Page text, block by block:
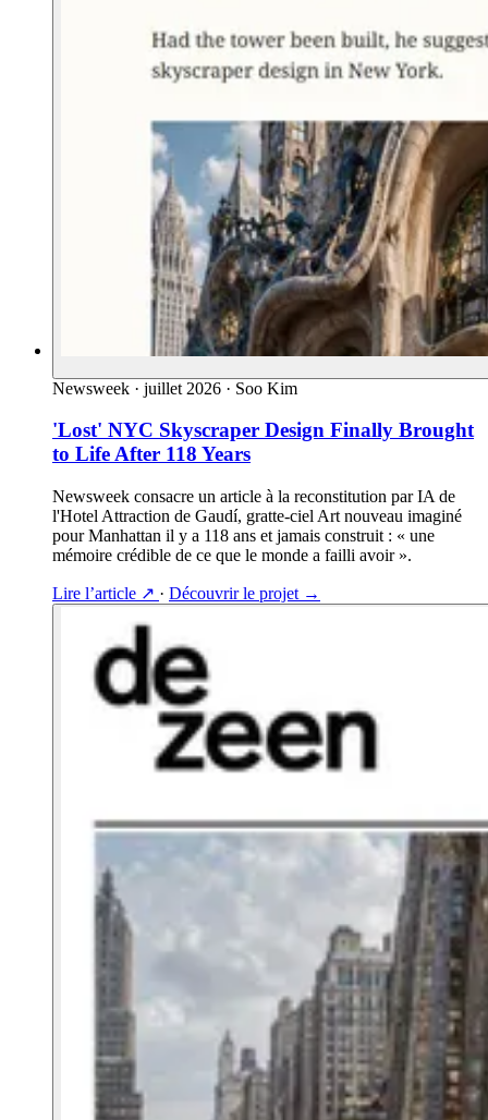
Newsweek · juillet 2026 · Soo Kim
'Lost' NYC Skyscraper Design Finally Brought
to Life After 118 Years
Newsweek consacre un article à la reconstitution par IA de
l'Hotel Attraction de Gaudí, gratte-ciel Art nouveau imaginé
pour Manhattan il y a 118 ans et jamais construit : « une
mémoire crédible de ce que le monde a failli avoir ».
Lire l’article ↗ · Découvrir le projet →